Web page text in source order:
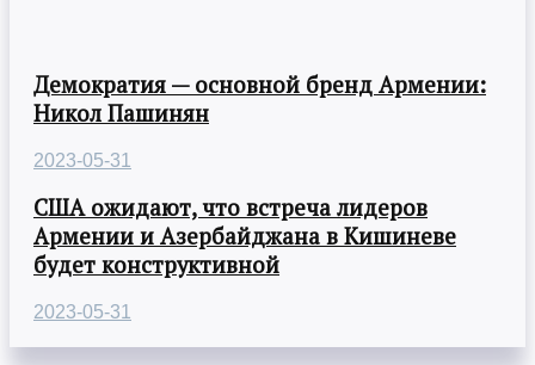
Демократия — основной бренд Армении:
Никол Пашинян
2023-05-31
США ожидают, что встреча лидеров
Армении и Азербайджана в Кишиневе
будет конструктивной
2023-05-31